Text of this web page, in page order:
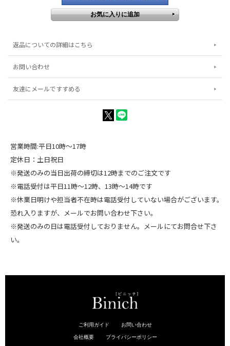
返品についての詳細はこちら
お問い合わせ
友達にメールですすめる
営業時間:平日10時～17時
定休日：土日祝日
※発送のみの当日出荷の締切は12時までのご注文です
※電話受付は平日11時～12時、13時～14時です
※休業日明けや担当者不在時は電話受付していない場合がございます。
恐れ入りますが、メールでお問い合わせ下さい。
※発送のみの日は電話受付しておりません。メールにてお問合せ下さ
い。